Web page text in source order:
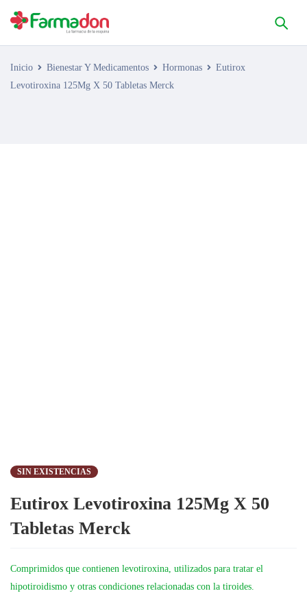
Inicio Bienestar Y Medicamentos Hormonas
Eutirox
Levotiroxina 125Mg X 50 Tabletas Merck
SIN EXISTENCIAS
Eutirox Levotiroxina 125Mg X 50
Tabletas Merck
Comprimidos que contienen levotiroxina, utilizados para tratar el
hipotiroidismo y otras condiciones relacionadas con la tiroides.